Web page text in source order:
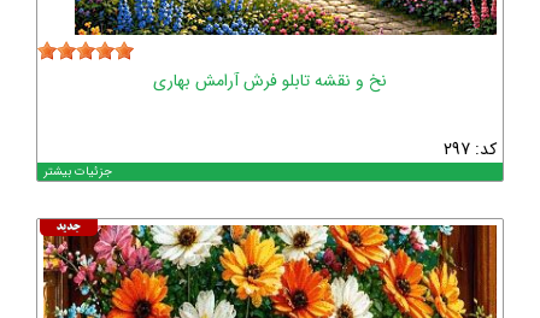
نخ و نقشه تابلو فرش آرامش بهاری
کد: 297
جزئیات بیشتر